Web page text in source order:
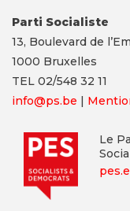
Parti Socialiste
13, Boulevard de
1000 Bruxelles
TEL 02/548 32 11
info@ps.be |
Le